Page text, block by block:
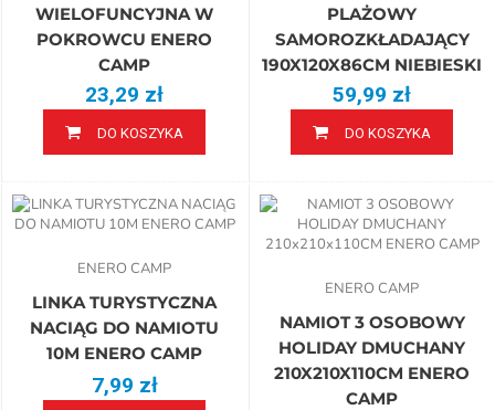
WIELOFUNCYJNA W
POKROWCU ENERO
CAMP
23,29 zł
DO KOSZYKA
PLAŻOWY
SAMOROZKŁADAJĄCY
190X120X86CM NIEBIESKI
59,99 zł
DO KOSZYKA
ENERO CAMP
LINKA TURYSTYCZNA
NACIĄG DO NAMIOTU
10M ENERO CAMP
7,99 zł
ENERO CAMP
NAMIOT 3 OSOBOWY
HOLIDAY DMUCHANY
210X210X110CM ENERO
CAMP